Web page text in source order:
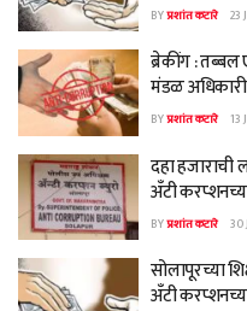
BYप्रशांत कटारे 23
ब्रेकींग : तब्बल
मंडळ
BYप्रशांत कटारे 13
दहा हजाराची
अँटी
BYप्रशांत कटारे 30
सोलापूरच्या
अँटी